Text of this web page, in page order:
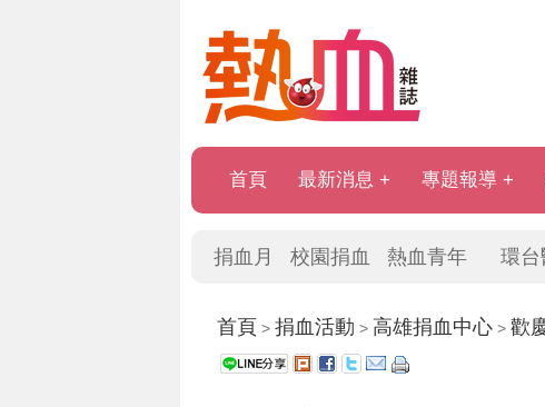
首頁 最新消息 專題報導
捐血月 校園捐血 熱血青年 環台
首頁 > 捐血活動 > 高雄捐血中心> 歡